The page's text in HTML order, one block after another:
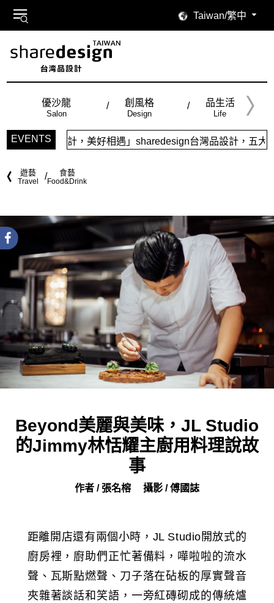
Taiwan/繁中
優沙龍
Salon
創風格
Design
品生活
Life
EVENTS
相遇」sharedesign台灣品設計，五大特色主題，簡潔視覺配
遊藝
Travel
食藝
Food&Drink
Beyond美麗與美味，JL Studio
的Jimmy林恬耀主廚用料理說故
事
作者 / 張名榕 攝影 / 傅國誌
距離開店還有兩個小時，JL Studio開放式的
廚房裡，廚助們正忙著備料，嘩啦啦的流水
聲、瓦斯點燃聲、刀子落在砧板的厚實聲音
夾雜著談話和笑語，一旁紅磚砌成的傳統爐